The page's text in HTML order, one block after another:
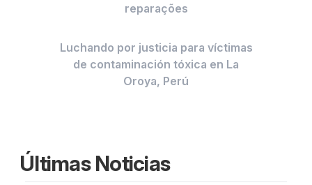
reparações
Luchando por justicia para víctimas
de contaminación tóxica en La
Oroya, Perú
Últimas Noticias